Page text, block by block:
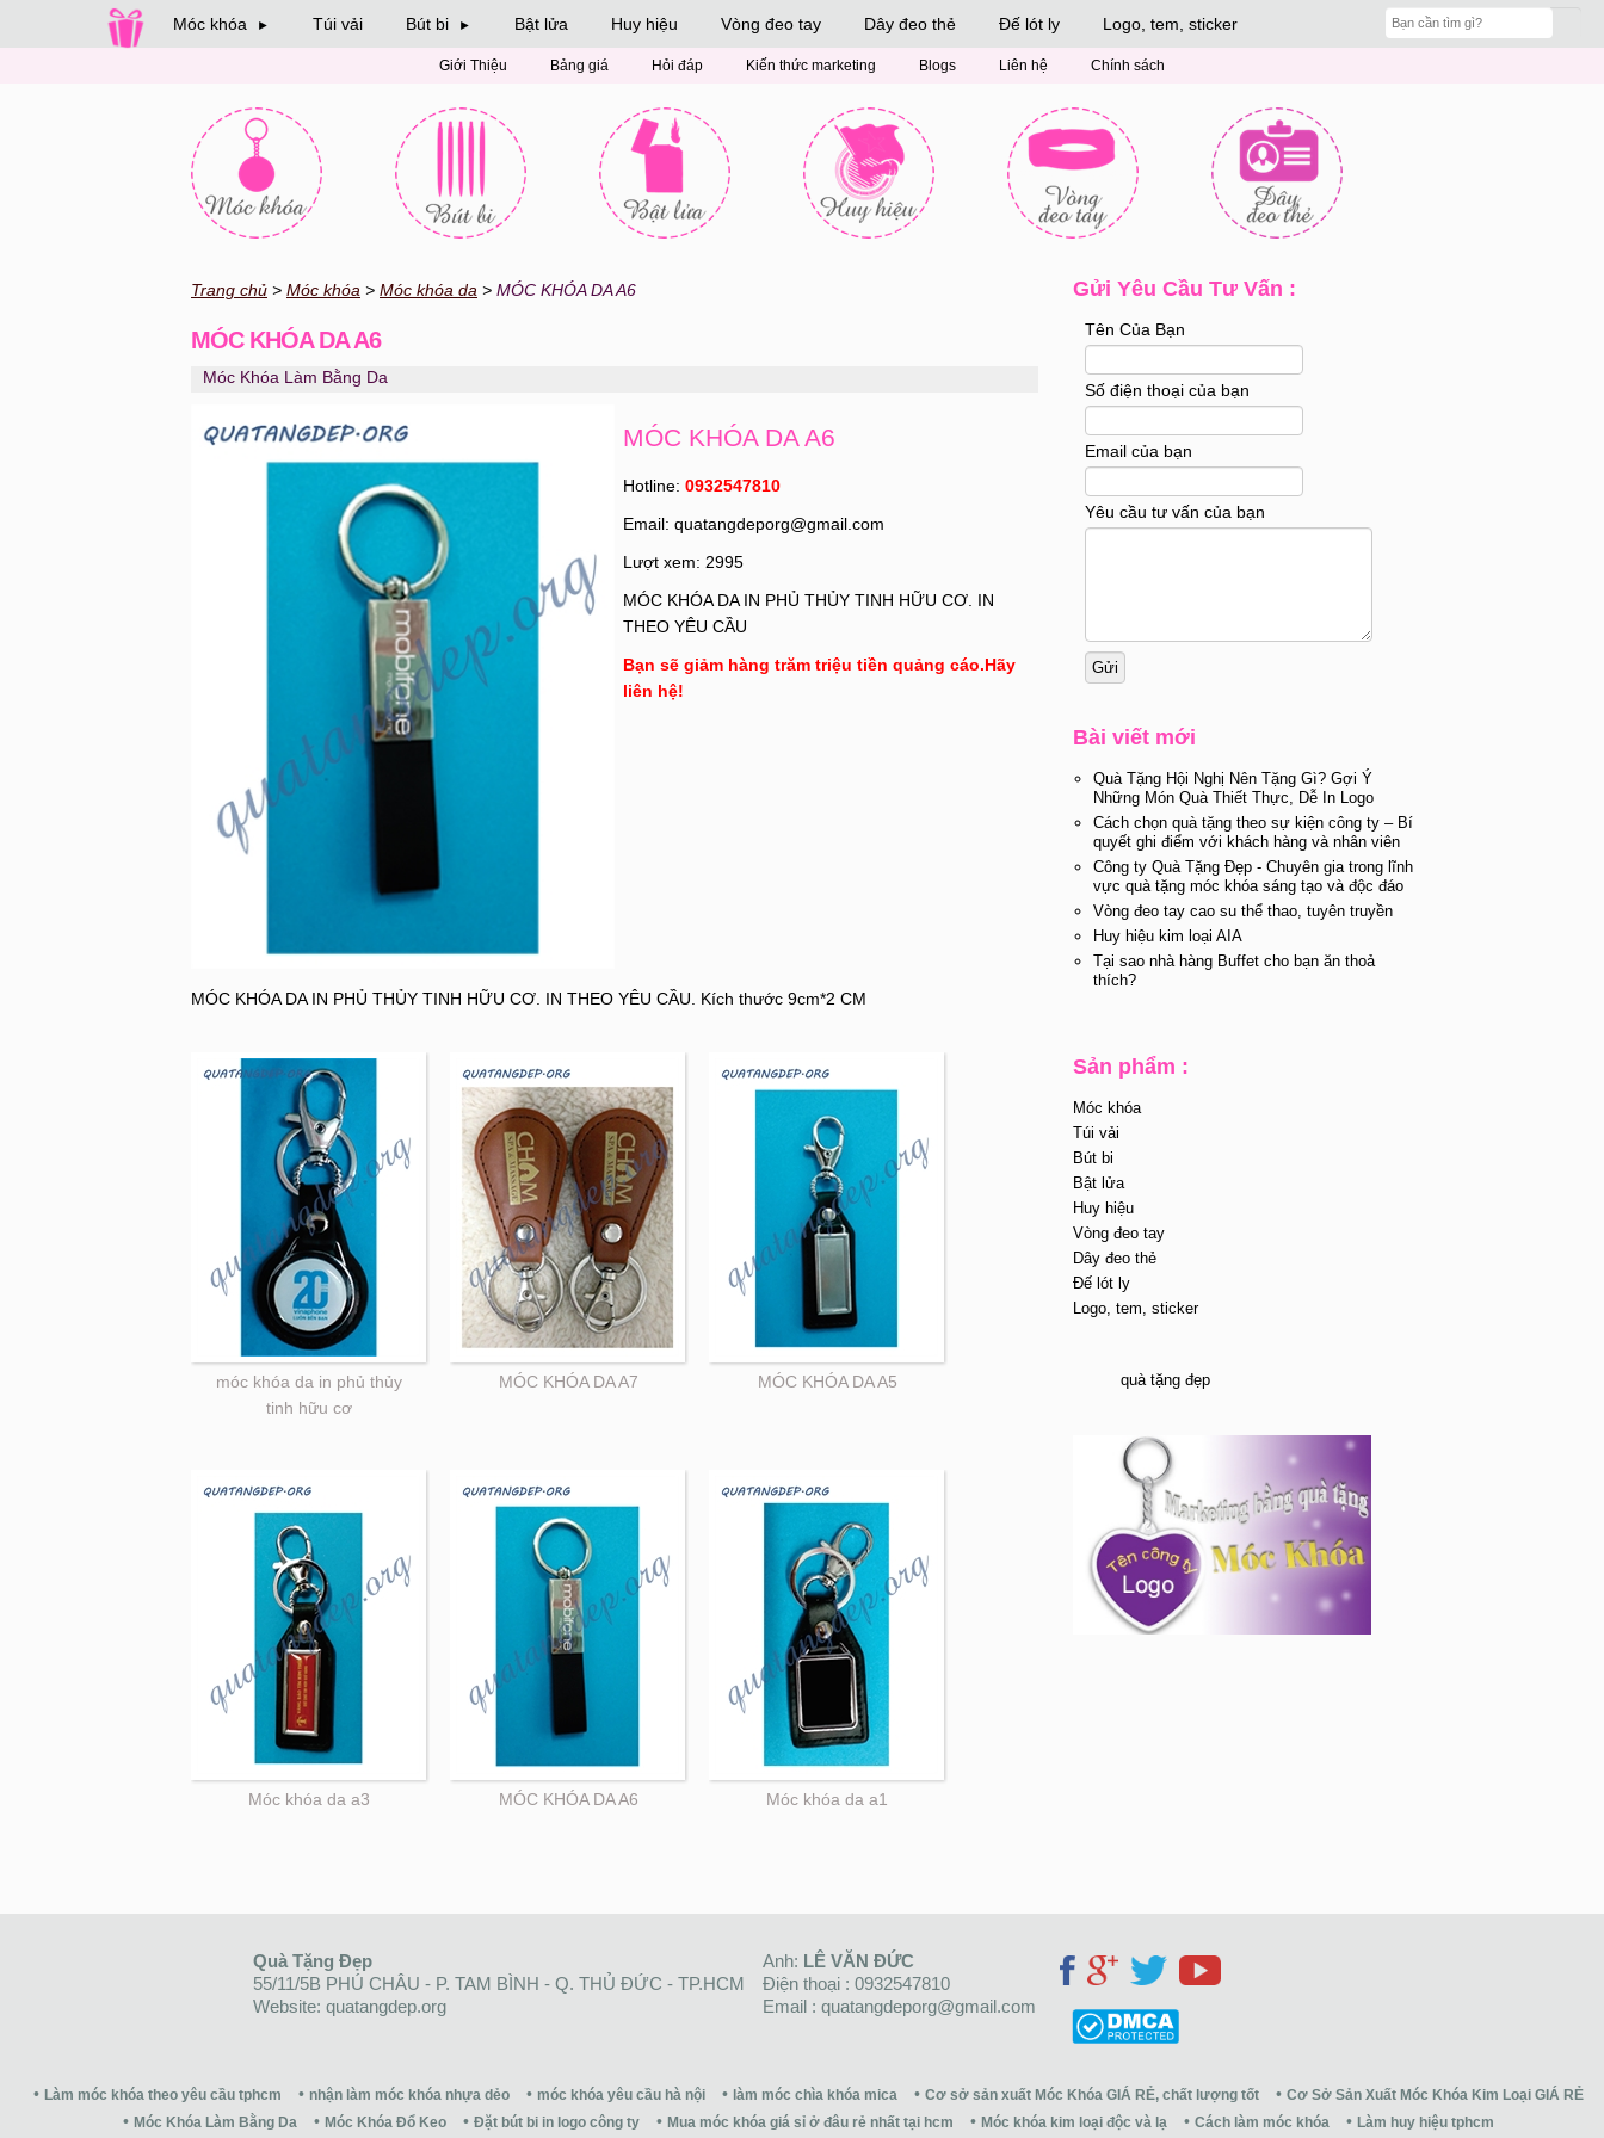
Móc khóa ► Túi vải Bút bi ► Bật lửa Huy hiệu Vòng đeo tay Dây đeo thẻ Đế lót ly Logo, tem, sticker
Giới Thiệu Bảng giá Hỏi đáp Kiến thức marketing Blogs Liên hệ Chính sách
Trang chủ Móc khóa Móc khóa da MÓC KHÓA DA A6
MÓC KHÓA DA A6
Móc Khóa Làm Bằng Da
MÓC KHÓA DA A6
Hotline:0932547810
Email: quatangdeporg@gmail.com
Lượt xem: 2995
MÓC KHÓA DA IN PHỦ THỦY TINH HỮU CƠ. IN
THEO YÊU CẦU
Bạn sẽ giảm hàng trăm triệu tiền quảng cáo.Hãy
liên hệ!
MÓC KHÓA DA IN PHỦ THỦY TINH HỮU CƠ. IN THEO YÊU CẦU. Kích thước 9cm*2 CM
móc khóa da in phủ thủy
tinh hữu cơ
MÓC KHÓA DA A7 MÓC KHÓA DA A5
Móc khóa da a3 MÓC KHÓA DA A6 Móc khóa da a1
Gửi Yêu Cầu Tư Vấn :
Tên Của Bạn
Số điện thoại của bạn
Email của bạn
Yêu cầu tư vấn của bạn
Bài viết mới
Quà Tặng Hội Nghị Nên Tặng Gì? Gợi Ý
Những Món Quà Thiết Thực, Dễ In Logo
Cách chọn quà tặng theo sự kiện công ty – Bí
quyết ghi điểm với khách hàng và nhân viên
Công ty Quà Tặng Đẹp - Chuyên gia trong lĩnh
vực quà tặng móc khóa sáng tạo và độc đáo
Vòng đeo tay cao su thể thao, tuyên truyền
Huy hiệu kim loại AIA
Tại sao nhà hàng Buffet cho bạn ăn thoả
thích?
Sản phẩm :
Móc khóa
Túi vải
Bút bi
Bật lửa
Huy hiệu
Vòng đeo tay
Dây đeo thẻ
Đế lót ly
Logo, tem, sticker
quà tặng đẹp
Quà Tặng Đẹp
55/11/5B PHÚ CHÂU - P. TAM BÌNH - Q. THỦ ĐỨC - TP.HCM
Website: quatangdep.org
Anh: LÊ VĂN ĐỨC
Điện thoại : 0932547810
Email : quatangdeporg@gmail.com
Làm móc khóa theo yêu cầu tphcm nhận làm móc khóa nhựa dẻo móc khóa yêu cầu hà nội làm móc chìa khóa mica Cơ sở sản xuất Móc Khóa GIÁ RẺ, chất lượng tốt
Cơ Sở Sản Xuất Móc Khóa Kim Loại GIÁ RẺ
Móc Khóa Làm Bằng Da
Móc Khóa Đổ Keo Đặt bút bi in logo công ty Mua móc khóa giá sỉ ở đâu rẻ nhất tại hcm Móc khóa kim loại độc và lạ Cách làm móc khóa Làm huy hiệu tphcm